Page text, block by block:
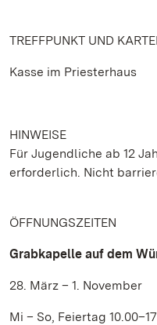
TREFFPUNKT UND
Kasse im Priesterhaus
HINWEISE
Für Jugendliche ab 12
erforderlich. Nicht
ÖFFNUNGSZEITEN
Grabkapelle auf dem
28. März – 1. November
Mi – So, Feiertag